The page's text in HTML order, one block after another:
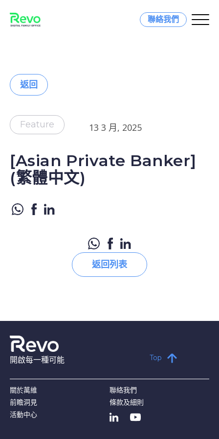
聯絡我們
返回
Feature 13 3 月, 2025
[Asian Private Banker]
(繁體中文)
返回列表
開啟每一種可能 Top
關於萬維
前瞻洞見
活動中心
聯絡我們
條款及細則